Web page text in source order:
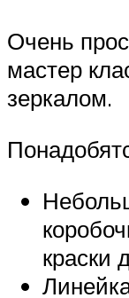
Очень
мастер
зеркалом.
краски